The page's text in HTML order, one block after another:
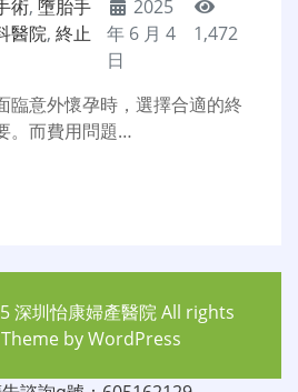
術, 墮胎手
醫院, 終止
2025
年 6 月 4
日
1,472
臨意外懷孕時，選擇合適的終
。而費用問題…
深圳怡康婦產醫院All rights
byWordPress